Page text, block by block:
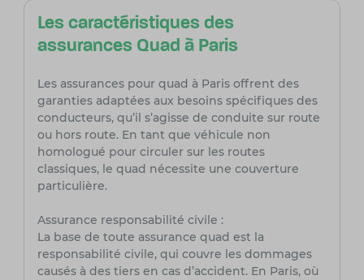
Les caractéristiques des
assurances Quad à Paris
Les assurances pour quad à Paris offrent des
garanties adaptées aux besoins spécifiques des
conducteurs, qu’il s’agisse de conduite sur route
ou hors route. En tant que véhicule non
homologué pour circuler sur les routes
classiques, le quad nécessite une couverture
particulière.
Assurance responsabilité civile :
La base de toute assurance quad est la
responsabilité civile, qui couvre les dommages
causés à des tiers en cas d’accident. En Paris, où